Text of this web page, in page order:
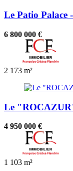
Le Patio Palace
6 800 000 €
2 173 m²
Le
4 950 000 €
1 103 m²